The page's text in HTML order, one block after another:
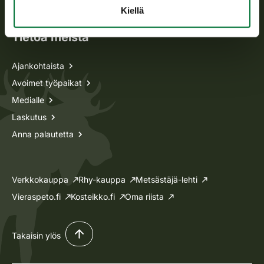
Kiellä
Tietoa meistä
Ajankohtaista
Avoimet työpaikat
Medialle
Laskutus
Anna palautetta
Verkkokauppa Rhy-kauppa
Metsästäjä-lehti
Vieraspeto.fi
Kosteikko.fi Oma riista
Takaisin ylös